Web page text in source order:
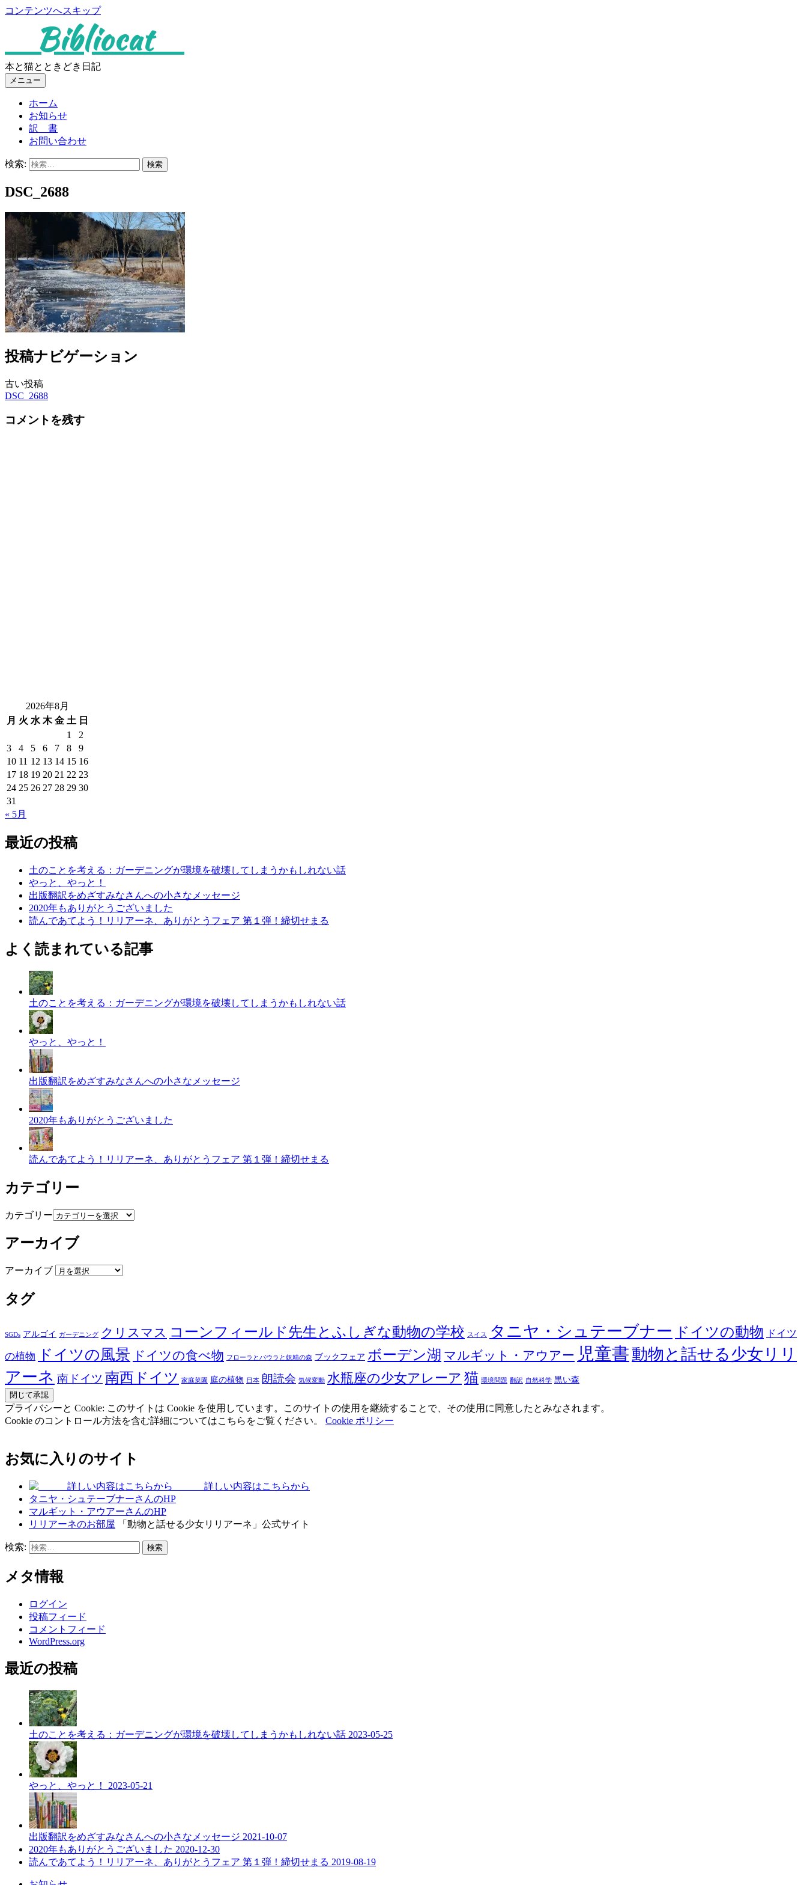
コンテンツへスキップ
Bibliocat
本と猫とときどき日記
メニュー
ホーム
お知らせ
訳 書
お問い合わせ
検索:
DSC_2688
投稿ナビゲーション
古い投稿
DSC_2688
コメントを残す
2026年8月
月 火 水 木 金 土 日
1
2
3
4 5 6 7 8
9
10 11 12 13 14 15 16
17 18 19 20 21 22 23
24 25 26 27 28 29 30
31
« 5月
最近の投稿
土のことを考える：ガーデニングが環境を破壊してしまうかもしれない話
やっと、やっと！
出版翻訳をめざすみなさんへの小さなメッセージ
2020年もありがとうございました
読んであてよう！リリアーネ、ありがとうフェア 第１弾！締切せまる
よく読まれている記事
土のことを考える：ガーデニングが環境を破壊してしまうかもしれない話
やっと、やっと！
出版翻訳をめざすみなさんへの小さなメッセージ
2020年もありがとうございました
読んであてよう！リリアーネ、ありがとうフェア 第１弾！締切せまる
カテゴリー
カテゴリー
アーカイブ
アーカイブ
タグ
SGDs アルゴイ ガーデニング クリスマス コーンフィールド先生とふしぎな動物の学校 スイス タニヤ・シュテーブナー ドイツの動物 ドイツ
の植物
ドイツの風景 ドイツの食べ物 フローラとパウラと妖精の森 ブックフェア ボーデン湖 マルギット・アウアー 児童書 動物と話せる少女リリ
アーネ 南ドイツ 南西ドイツ 家庭菜園 庭の植物 日本 朗読会 気候変動 水瓶座の少女アレーア 猫 環境問題 翻訳 自然科学 黒い森
プライバシーと Cookie: このサイトは Cookie を使用しています。このサイトの使用を継続することで、その使用に同意したとみなされます。
Cookie のコントロール方法を含む詳細についてはこちらをご覧ください。 Cookie ポリシー
お気に入りのサイト
詳しい内容はこちらから
タニヤ・シュテーブナーさんのHP
マルギット・アウアーさんのHP
リリアーネのお部屋 「動物と話せる少女リリアーネ」公式サイト
検索:
メタ情報
ログイン
投稿フィード
コメントフィード
WordPress.org
最近の投稿
土のことを考える：ガーデニングが環境を破壊してしまうかもしれない話 2023-05-25
やっと、やっと！ 2023-05-21
出版翻訳をめざすみなさんへの小さなメッセージ 2021-10-07
2020年もありがとうございました 2020-12-30
読んであてよう！リリアーネ、ありがとうフェア 第１弾！締切せまる 2019-08-19